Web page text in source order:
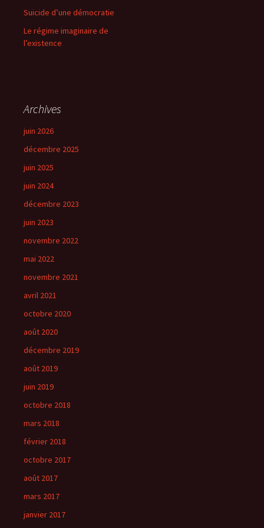
Suicide d’une démocratie
Le régime imaginaire de
l’existence
Archives
juin 2026
décembre 2025
juin 2025
juin 2024
décembre 2023
juin 2023
novembre 2022
mai 2022
novembre 2021
avril 2021
octobre 2020
août 2020
décembre 2019
août 2019
juin 2019
octobre 2018
mars 2018
février 2018
octobre 2017
août 2017
mars 2017
janvier 2017